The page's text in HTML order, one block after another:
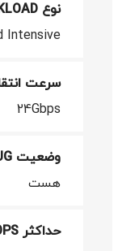
نوع WORKLOAD درایو
Intensive
سرعت
24Gbps
وضعیت HOTPLUG
هست
حداکثر IOPS در زمان خواندن (4KIB)